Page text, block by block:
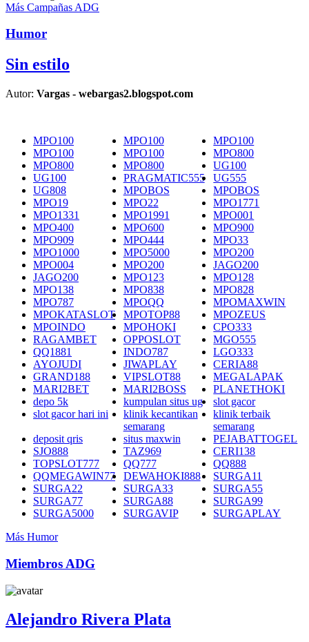
Más Campañas ADG
Humor
Sin estilo
Autor: Vargas - webargas2.blogspot.com
MPO100 MPO100
MPO100
MPO100
MPO100
MPO800
MPO800
MPO800
UG100
UG100
PRAGMATIC555
UG555
UG808
MPOBOS
MPOBOS
MPO19
MPO22
MPO1771
MPO1331
MPO1991
MPO001
MPO400
MPO600
MPO900
MPO909
MPO444
MPO33
MPO1000
MPO5000
MPO200
MPO004
MPO200
JAGO200
JAGO200
MPO123
MPO128
MPO138
MPO838
MPO828
MPO787
MPOQQ
MPOMAXWIN
MPOKATASLOT
MPOTOP88
MPOZEUS
MPOINDO
MPOHOKI
CPO333
RAGAMBET
OPPOSLOT
MGO555
QQ1881
INDO787
LGO333
AYOJUDI
JIWAPLAY
CERIA88
GRAND188
VIPSLOT88
MEGALAPAK
MARI2BET
MARI2BOSS
PLANETHOKI
depo 5k
kumpulan situs ug
slot gacor
slot gacor hari ini
klinik kecantikan
semarang
klinik terbaik
semarang
deposit qris
situs maxwin
PEJABATTOGEL
SJO888
TAZ969
CERI138
TOPSLOT777
QQ777
QQ888
QQMEGAWIN77
DEWAHOKI888
SURGA11
SURGA22
SURGA33
SURGA55
SURGA77
SURGA88
SURGA99
SURGA5000
SURGAVIP
SURGAPLAY
Más Humor
Miembros ADG
Alejandro Rivera Plata